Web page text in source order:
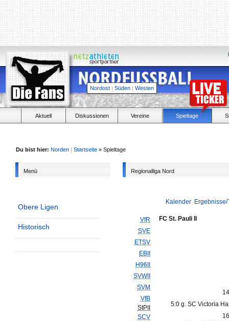
Nordost | Süden | Westen
Aktuell Diskussionen Vereine Spieltage
Du bist hier: Norden | Startseite » Spieltage
Menü
Obere Ligen
Historisch
Regionalliga Nord
Kalender
VfR
SVE
ETSV
EBII
H96II
SVWII
SVM
VfB
StPII
SCV
FC St. Pauli II
5:0 g. SC Victoria